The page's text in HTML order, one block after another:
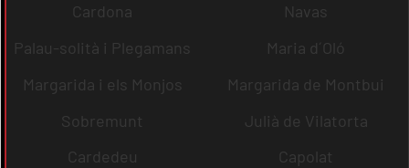
Cardona
Navas
Palau-solità i Plegamans
Maria d´Oló
Margarida i els Monjos
Margarida de Montbui
Sobremunt
Julià de Vilatorta
Cardedeu
Capolat